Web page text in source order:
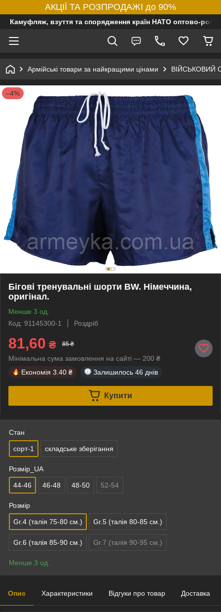
АКЦІЇ ТА РОЗПРОДАЖІ до 90%
Камуфляж, взуття та спорядження країн НАТО оптово-
Армійські товари за найкращими цінами ВІЙСЬКОВИЙ
–4%
Бігові тренувальні шорти BW. Німеччина,
оригінал.
Менше 3 од.
Код: 91145300-1
Роздріб
81,60 ₴ 85 ₴
Мінімальна сума замовлення на сайті — 200 ₴
Економія 3.40 ₴ Залишилось 46 днів
Купити
Стан
сорт-1 складське зберігання
Розмір_UA
44-46 46-48 48-50 52-54
Розмір
Gr.4 (талія 75-80 см.) Gr.5 (талія 80-85 см.)
Gr.6 (талія 85-90 см.) Gr.7 (талія 90-95 см.)
Менше 3 од.
Опис Характеристики Відгуки про товар Доставка